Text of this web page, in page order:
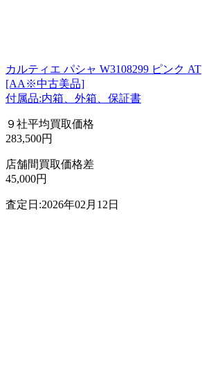
カルティエ パシャ W3108299 ピンク AT
[AA※中古美品]
付属品:内箱、外箱、保証書
９社平均買取価格
283,500円
店舗間買取価格差
45,000円
査定日:2026年02月12日